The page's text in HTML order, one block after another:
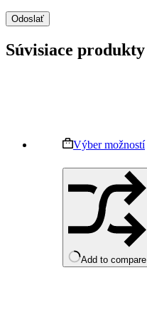
Odoslať
Súvisiace produkty
Výber možností
Add to compare